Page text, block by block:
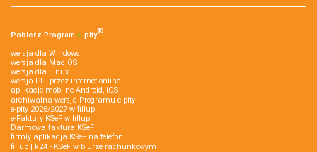
Pobierz Program e‑pity®
wersja dla Windows
wersja dla Mac OS
wersja dla Linux
wersja PIT przez internet online
aplikacje mobilne Android, iOS
archiwalna wersja Programu e-pity
e-pity 2026/2027 w fillup
e‑Faktury KSeF w fillup
Darmowa faktura KSeF
firmly aplikacja KSeF na telefon
fillup | k24 - KSeF w biurze rachunkowym